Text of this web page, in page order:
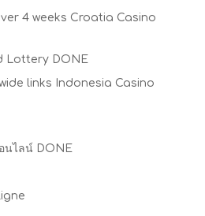
4 weeks Croatia Casino
Lottery DONE
links Indonesia Casino
นไลน์ DONE